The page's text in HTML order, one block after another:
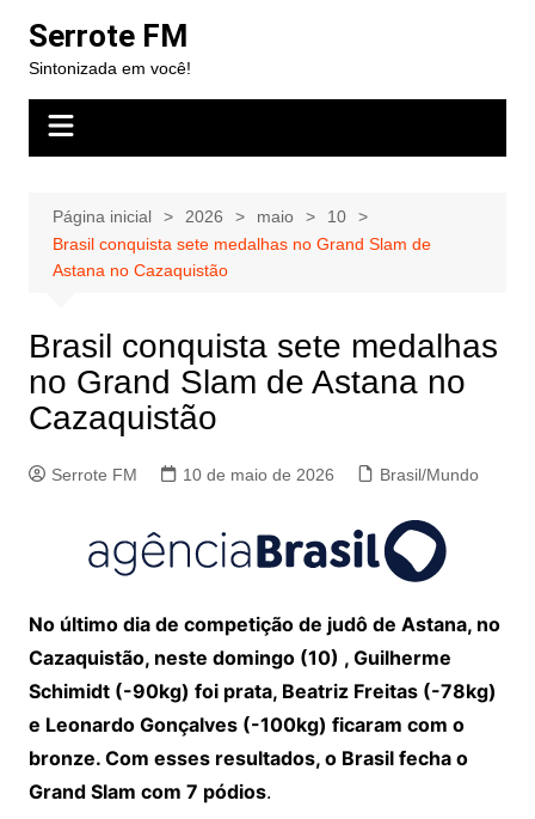
para
conteúdo
Serrote FM
Sintonizada em você!
Página inicial 2026 maio
10
Brasil conquista sete medalhas no Grand Slam de
Astana no Cazaquistão
Brasil conquista sete medalhas
no Grand Slam de Astana no
Cazaquistão
Serrote FM 10 de maio de 2026 Brasil/Mundo
No último dia de competição de judô de Astana, no
Cazaquistão, neste domingo (10) , Guilherme
Schimidt (-90kg) foi prata, Beatriz Freitas (-78kg)
e Leonardo Gonçalves (-100kg) ficaram com o
bronze. Com esses resultados, o Brasil fecha o
Grand Slam com 7 pódios.